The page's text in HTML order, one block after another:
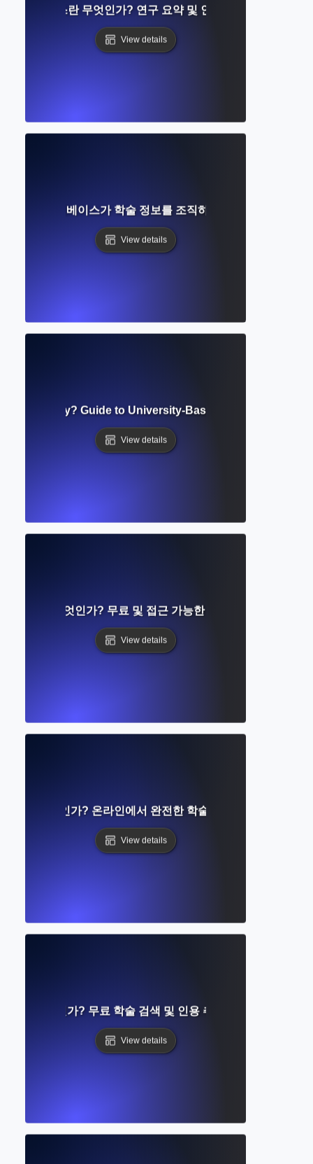
이터베이스란 무엇인가? 연구 요약 및 인용 접근 이해하기
View details
가? 데이터베이스가 학술 정보를 조직하고 검색하는 방법 이
View details
Repository? Guide to University-Based Research
View details
저장소란 무엇인가? 무료 및 접근 가능한 학술 연구 플랫폼 가
View details
이란 무엇인가? 온라인에서 완전한 학술 기사를 읽는 방법 이
View details
란 무엇인가? 무료 학술 검색 및 인용 추적에 대한 완벽한
View details